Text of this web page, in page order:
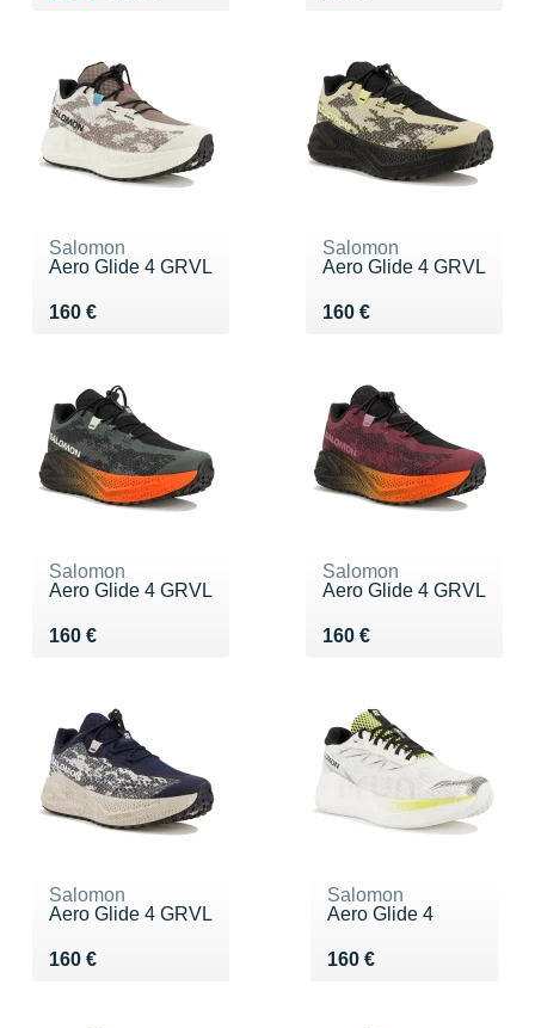
Salomon
Aero Glide 4 GRVL
160 €
Vendu 160 €
Salomon
Aero Glide 4 GRVL
160 €
Vendu 160 €
Salomon
Aero Glide 4 GRVL
160 €
Vendu 160 €
Salomon
Aero Glide 4 GRVL
160 €
Vendu 160 €
Salomon
Aero Glide 4 GRVL
160 €
Vendu 160 €
Salomon
Aero Glide 4
160 €
Vendu 160 €